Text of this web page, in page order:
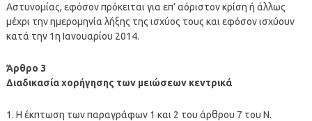
Αστυνομίας, εφόσον πρόκειται για επ’ αόριστον κρίση ή άλλως
μέχρι την ημερομηνία λήξης της ισχύος τους και εφόσον ισχύουν
κατά την 1η Ιανουαρίου 2014.
Άρθρο 3
Διαδικασία χορήγησης των μειώσεων κεντρικά
1. Η έκπτωση των παραγράφων 1 και 2 του άρθρου 7 του Ν.